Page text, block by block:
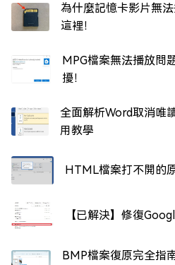
為什麼記憶卡影片無
這裡！
MPG檔案無法播放問
擾！
全面解析Word取消唯
用教學
HTML檔案打不開的
【已解決】修復
BMP檔案復原完全指